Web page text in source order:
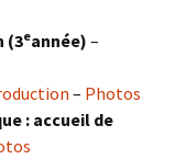
(3eannée) –
– Photos
: accueil de